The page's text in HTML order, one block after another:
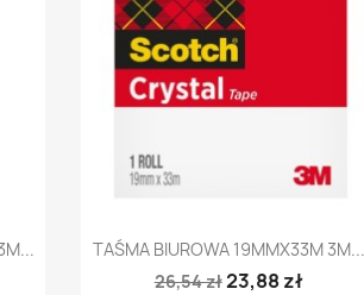
 Szybki podgląd
TAŚMA BIUROWA 19MMX33M 3M...
26,54 zł23,88 zł